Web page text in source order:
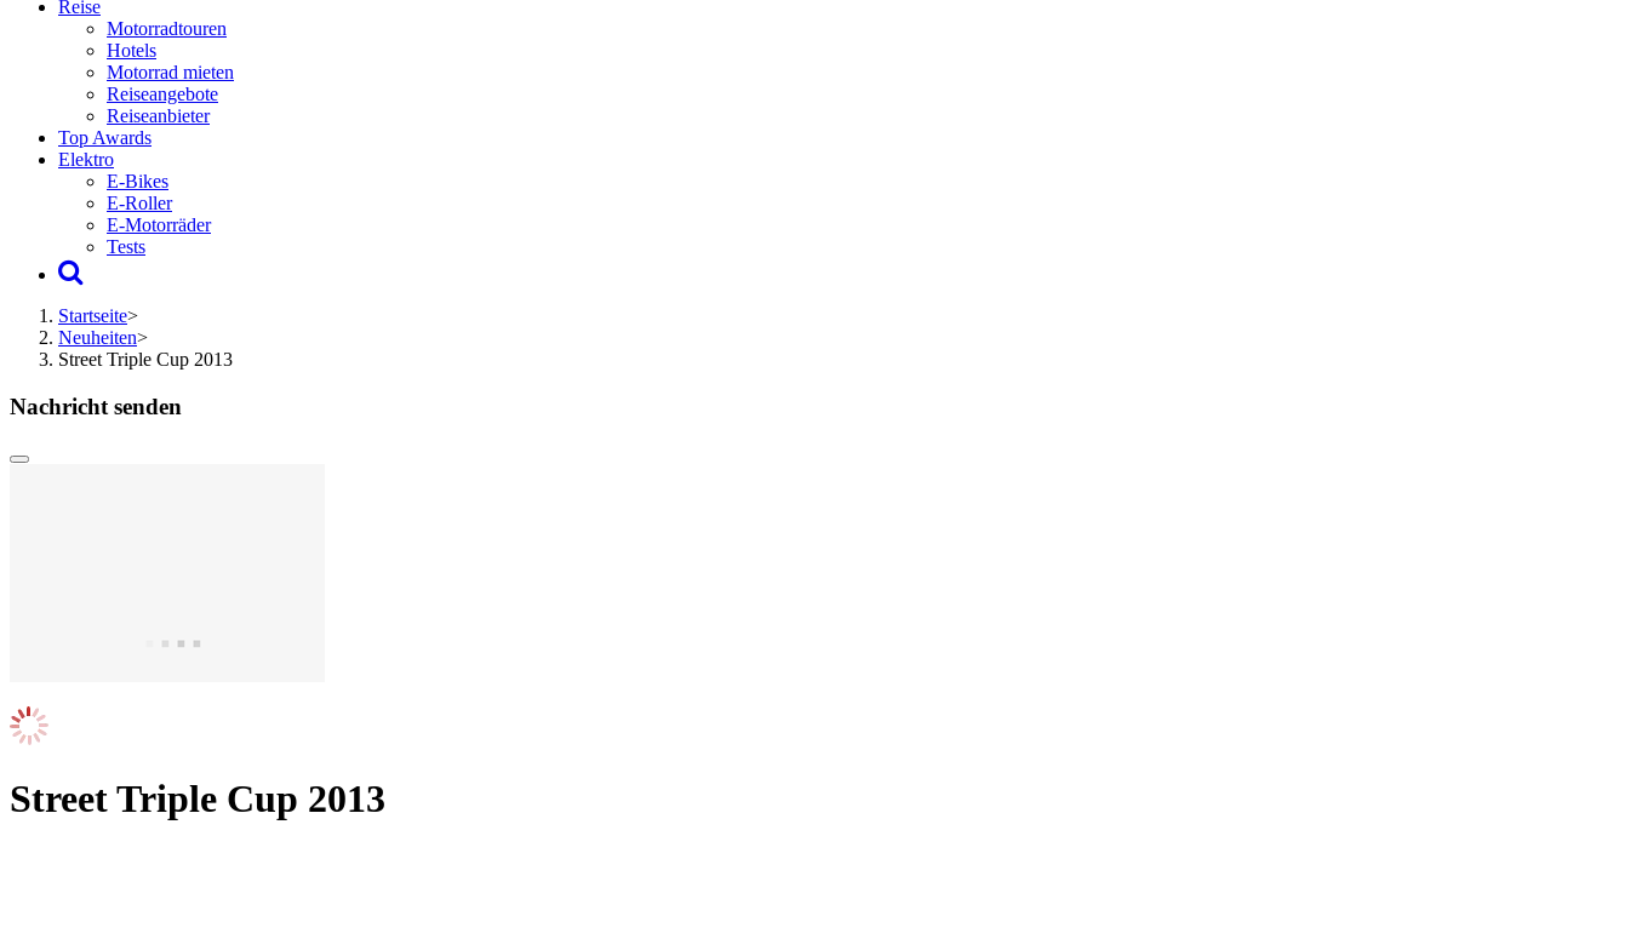
Reise
Motorradtouren
Hotels
Motorrad mieten
Reiseangebote
Reiseanbieter
Top Awards
Elektro
E-Bikes
E-Roller
E-Motorräder
Tests
Startseite>
Neuheiten>
Street Triple Cup 2013
Nachricht senden
Street Triple Cup 2013